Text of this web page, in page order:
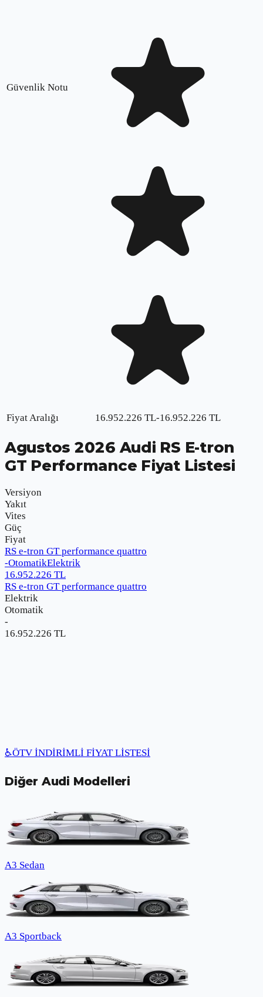
Güvenlik Notu
Fiyat Aralığı 16.952.226 TL-16.952.226 TL
Agustos 2026 Audi RS E-tron
GT Performance Fiyat Listesi
Versiyon
Yakıt
Vites
Güç
Fiyat
RS e-tron GT performance quattro
-OtomatikElektrik
16.952.226 TL
RS e-tron GT performance quattro
Elektrik
Otomatik
-
16.952.226 TL
♿ÖTV İNDİRİMLİ FİYAT LİSTESİ
Diğer Audi Modelleri
A3 Sedan
A3 Sportback